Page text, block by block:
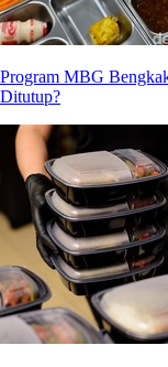
Program MBG
Ditutup?